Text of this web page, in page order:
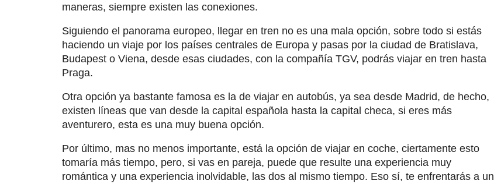
maneras, siempre existen las conexiones.
Siguiendo el panorama europeo, llegar en tren no es una mala opción, sobre todo si estás
haciendo un viaje por los países centrales de Europa y pasas por la ciudad de Bratislava,
Budapest o Viena, desde esas ciudades, con la compañía TGV, podrás viajar en tren hasta
Praga.
Otra opción ya bastante famosa es la de viajar en autobús, ya sea desde Madrid, de hecho,
existen líneas que van desde la capital española hasta la capital checa, si eres más
aventurero, esta es una muy buena opción.
Por último, mas no menos importante, está la opción de viajar en coche, ciertamente esto
tomaría más tiempo, pero, si vas en pareja, puede que resulte una experiencia muy
romántica y una experiencia inolvidable, las dos al mismo tiempo. Eso sí, te enfrentarás a un